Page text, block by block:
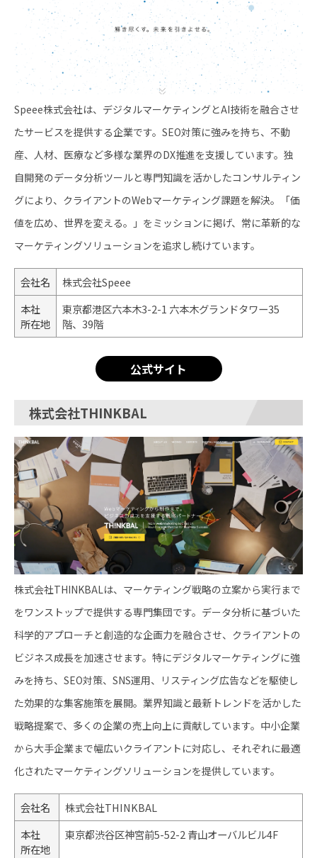
Speee株式会社は、デジタルマーケティングとAI技術を融合させ
たサービスを提供する企業です。SEO対策に強みを持ち、不動
産、人材、医療など多様な業界のDX推進を支援しています。独
自開発のデータ分析ツールと専門知識を活かしたコンサルティン
グにより、クライアントのWebマーケティング課題を解決。「価
値を広め、世界を変える。」をミッションに掲げ、常に革新的な
マーケティングソリューションを追求し続けています。
会社名
株式会社Speee
本社
所在地
東京都港区六本木3-2-1 六本木グランドタワー35
階、39階
公式サイト
株式会社THINKBAL
株式会社THINKBALは、マーケティング戦略の立案から実行まで
をワンストップで提供する専門集団です。データ分析に基づいた
科学的アプローチと創造的な企画力を融合させ、クライアントの
ビジネス成長を加速させます。特にデジタルマーケティングに強
みを持ち、SEO対策、SNS運用、リスティング広告などを駆使し
た効果的な集客施策を展開。業界知識と最新トレンドを活かした
戦略提案で、多くの企業の売上向上に貢献しています。中小企業
から大手企業まで幅広いクライアントに対応し、それぞれに最適
化されたマーケティングソリューションを提供しています。
会社名
株式会社THINKBAL
本社
所在地
東京都渋谷区神宮前5-52-2 青山オーバルビル4F